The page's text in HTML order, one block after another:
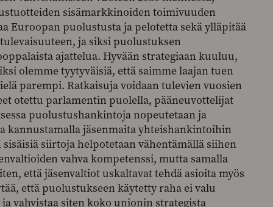
sisämarkkinoiden toimivuuden
Euroopan puolustusta ja pelotetta sekä ylläpitää
ja siksi puolustuksen
ajattelua. Hyvään strategiaan kuuluu,
olemme tyytyväisiä, että saimme laajan tuen
parempi. Ratkaisuja voidaan tulevien vuosien
otettu parlamentin puolella, pääneuvottelijat
puolustushankintoja nopeutetaan ja
kannustamalla jäsenmaita yhteishankintoihin
siirtoja helpotetaan vähentämällä siihen
vahva kompetenssi, mutta samalla
että jäsenvaltiot uskaltavat tehdä asioita myös
että puolustukseen käytetty raha ei valu
vahvistaa siten koko unionin strategista